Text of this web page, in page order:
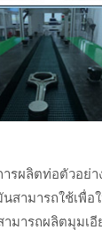
รผลิตท่อตัวอ
สามารถใช้เพื่
มารถผลิตมุมเ